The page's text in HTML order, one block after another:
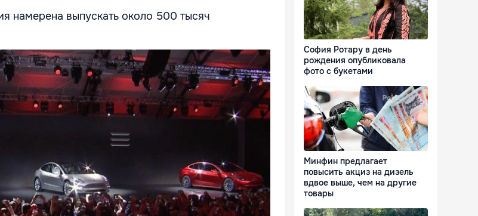
намерена выпускать около 500 тысяч
София Ротару в день
рождения опубликовала
фото с букетами
Минфин предлагает
повысить акциз на дизель
вдвое выше, чем на другие
товары